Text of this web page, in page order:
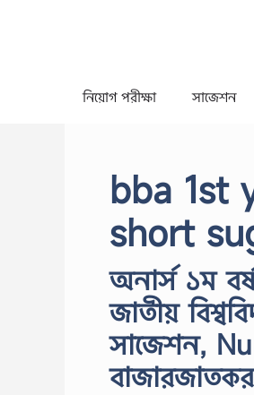
নিয়োগ পরীক্ষা সাজেশন
bba 1st
short
অনার্স ১ম
জাতীয়
সাজেশন,